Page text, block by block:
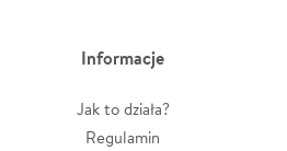
Informacje
Jak to działa?
Regulamin